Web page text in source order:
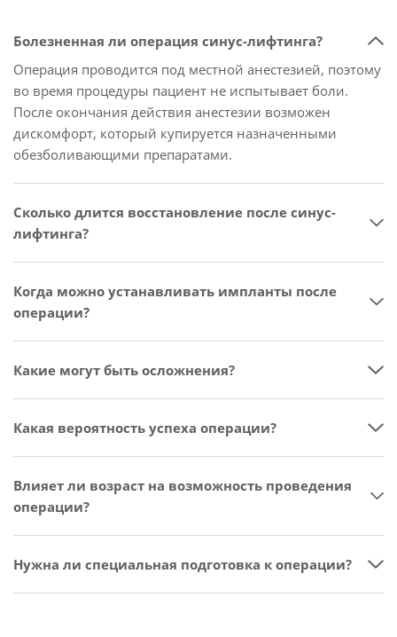
Болезненная ли операция синус-лифтинга?
Операция проводится под местной анестезией, поэтому
во время процедуры пациент не испытывает боли.
После окончания действия анестезии возможен
дискомфорт, который купируется назначенными
обезболивающими препаратами.
Сколько длится восстановление после синус-
лифтинга?
Когда можно устанавливать импланты после
операции?
Какие могут быть осложнения?
Какая вероятность успеха операции?
Влияет ли возраст на возможность проведения
операции?
Нужна ли специальная подготовка к операции?